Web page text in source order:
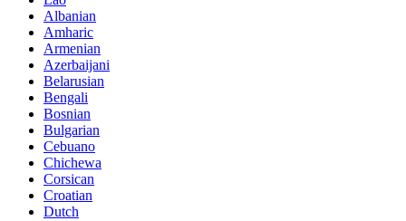
Albanian
Amharic
Armenian
Azerbaijani
Belarusian
Bengali
Bosnian
Bulgarian
Cebuano
Chichewa
Corsican
Croatian
Dutch